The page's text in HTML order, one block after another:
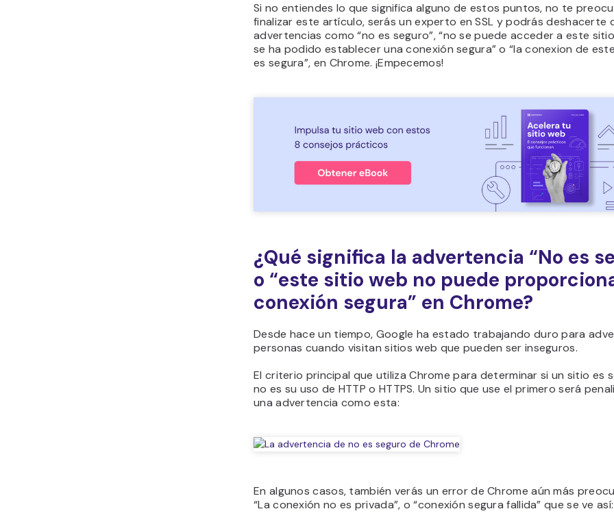
Si no entiendes lo que significa alguno de estos puntos, no te
finalizar este artículo, serás un experto en SSL y podrás deshacerte
advertencias como “no es seguro”, “no se puede acceder a este sitio
se ha podido establecer una conexión segura” o “la conexion de
es segura”, en Chrome. ¡Empecemos!
¿Qué significa la advertencia “No es
o “este sitio web no puede
conexión segura” en Chrome?
Desde hace un tiempo, Google ha estado trabajando duro para
personas cuando visitan sitios web que pueden ser inseguros.
El criterio principal que utiliza Chrome para determinar si un sitio es
no es su uso de HTTP o HTTPS. Un sitio que use el primero será
una advertencia como esta:
En algunos casos, también verás un error de Chrome aún más
“La conexión no es privada”, o “conexión segura fallida” que se ve así: